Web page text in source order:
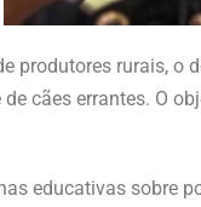
produtores rurais, o
cães errantes. O
educativas sobre